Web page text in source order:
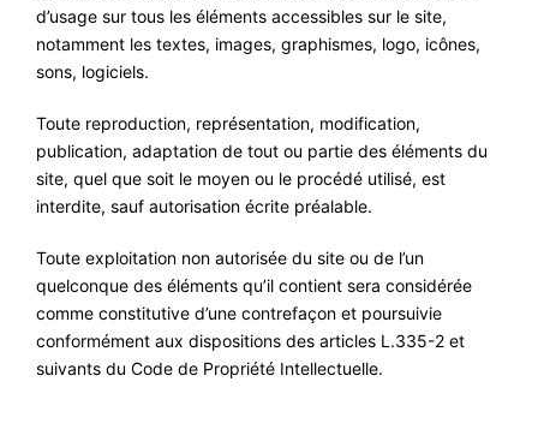
d’usage sur tous les éléments accessibles sur le site,
notamment les textes, images, graphismes, logo, icônes,
sons, logiciels.
Toute reproduction, représentation, modification,
publication, adaptation de tout ou partie des éléments du
site, quel que soit le moyen ou le procédé utilisé, est
interdite, sauf autorisation écrite préalable.
Toute exploitation non autorisée du site ou de l’un
quelconque des éléments qu’il contient sera considérée
comme constitutive d’une contrefaçon et poursuivie
conformément aux dispositions des articles L.335-2 et
suivants du Code de Propriété Intellectuelle.